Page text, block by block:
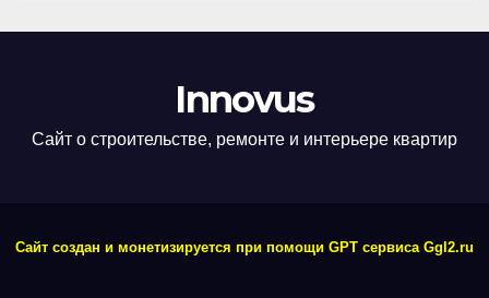
Innovus
Сайт о строительстве, ремонте и интерьере квартир
Сайт создан и монетизируется при помощи GPT сервиса Ggl2.ru